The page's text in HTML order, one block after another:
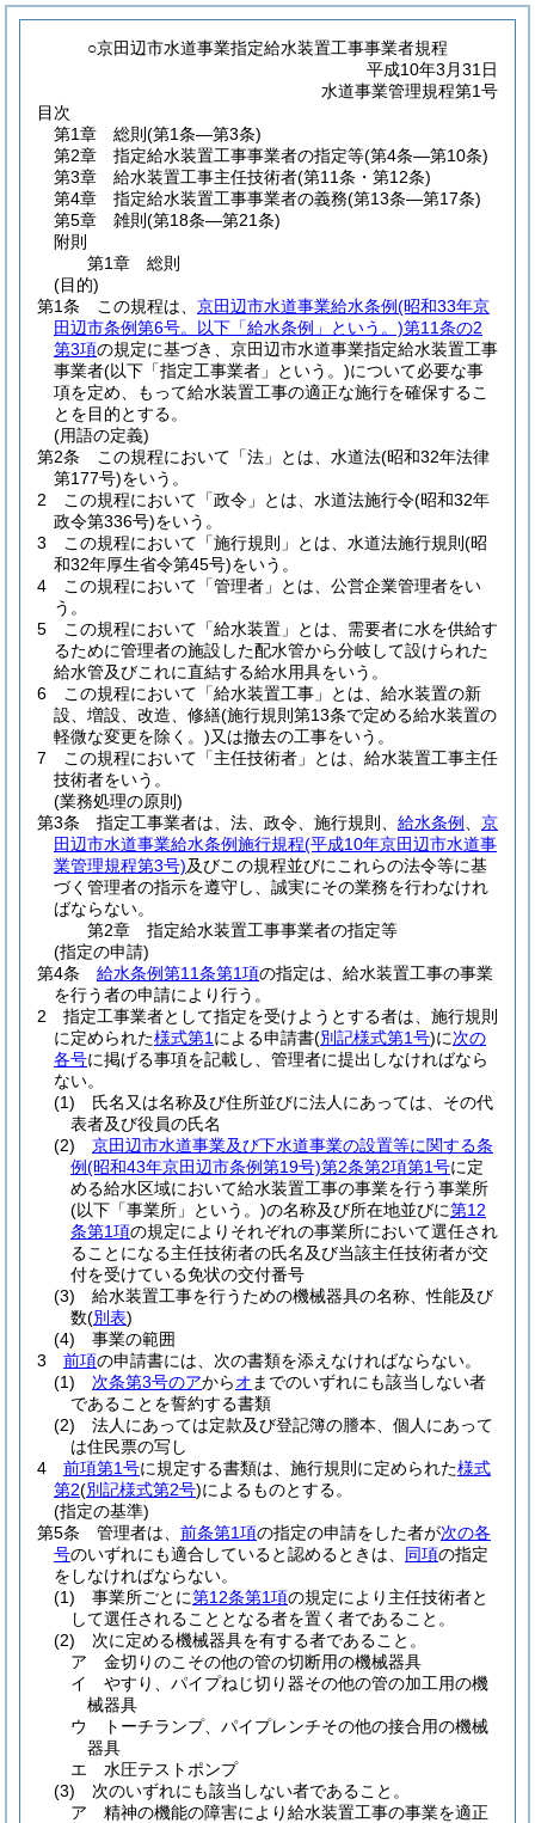
○京田辺市水道事業指定給水装置工事事業者規程
平成10年3月31日
水道事業管理規程第1号
目次
第1章
総則 (第1条―第3条)
第2章
指定給水装置工事事業者の指定等(第4条―第10条)
第3章
給水装置工事主任技術者(第11条・第12条)
第4章
指定給水装置工事事業者の義務(第13条―第17条)
第5章
雑則 (第18条―第21条)
附則
第1章
総則
(目的)
第1条
この規程は、 京田辺市水道事業給水条例(昭和33年京
田辺市条例第6号。以下「給水条例」という。)第11条の2
第3項の規定に基づき、京田辺市水道事業指定給水装置工事
事業者(以下「指定工事業者」という。)について必要な事
項を定め、もって給水装置工事の適正な施行を確保するこ
とを目的とする。
(用語の定義)
第2条
この規程において「法」とは、水道法(昭和32年法律
第177号)をいう。
2
この規程において「政令」とは、水道法施行令(昭和32年
政令第336号)をいう。
3
この規程において「施行規則」とは、水道法施行規則 (昭
和32年厚生省令第45号)をいう。
4
この規程において「管理者」とは、公営企業管理者をい
う。
5
この規程において「給水装置」とは、需要者に水を供給す
るために管理者の施設した配水管から分岐して設けられた
給水管及びこれに直結する給水用具をいう。
6
この規程において「給水装置工事」とは、給水装置の新
設、増設、改造、修繕(施行規則第13条で定める給水装置の
軽微な変更を除く。)又は撤去の工事をいう。
7
この規程において「主任技術者」とは、給水装置工事主任
技術者をいう。
(業務処理の原則)
第3条
指定工事業者は、法、政令、施行規則、 給水条例
京
田辺市水道事業給水条例施行規程(平成10年京田辺市水道事
業管理規程第3号)及びこの規程並びにこれらの法令等に基
づく管理者の指示を遵守し、誠実にその業務を行わなけれ
ばならない。
第2章
指定給水装置工事事業者の指定等
(指定の申請)
第4条
給水条例第11条第1項の指定は、給水装置工事の事業
を行う者の申請により行う。
2
指定工事業者として指定を受けようとする者は、施行規則
に定められた様式第1 による申請書(別記様式第1号)に次の
各号に掲げる事項を記載し、管理者に提出しなければなら
ない。
(1)
氏名又は名称及び住所並びに法人にあっては、その代
表者及び役員の氏名
(2)
京田辺市水道事業及び下水道事業の設置等に関する条
例(昭和43年京田辺市条例第19号)第2条第2項第1号に定
める給水区域において給水装置工事の事業を行う事業所
(以下「事業所」という。)の名称及び所在地並びに第12
条第1項の規定によりそれぞれの事業所において選任され
ることになる主任技術者の氏名及び当該主任技術者が交
付を受けている免状の交付番号
(3)
給水装置工事を行うための機械器具の名称、性能及び
数(別表)
(4)
事業の範囲
3
前項の申請書には、次の書類を添えなければならない。
(1)
次条第3号のアからオ までのいずれにも該当しない者
であることを誓約する書類
(2)
法人にあっては定款及び登記簿の謄本、個人にあって
は住民票の写し
4
前項第1号に規定する書類は、施行規則に定められた様式
第2(別記様式第2号)によるものとする。
(指定の基準)
第5条
管理者は、 前条第1項の指定の申請をした者が次の各
号のいずれにも適合していると認めるときは、 同項の指定
をしなければならない。
(1)
事業所ごとに第12条第1項の規定により主任技術者と
して選任されることとなる者を置く者であること。
(2)
次に定める機械器具を有する者であること。
ア
金切りのこその他の管の切断用の機械器具
イ
やすり、パイプねじ切り器その他の管の加工用の機
械器具
ウ
トーチランプ、パイプレンチその他の接合用の機械
器具
エ
水圧テストポンプ
(3)
次のいずれにも該当しない者であること。
ア
精神の機能の障害により給水装置工事の事業を適正